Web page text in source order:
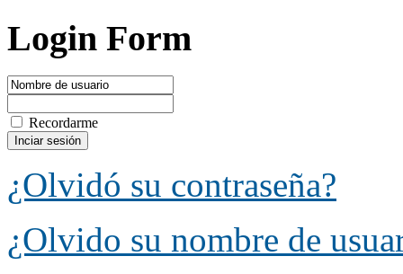
Login Form
Recordarme
¿Olvidó su contraseña?
¿Olvido su nombre de